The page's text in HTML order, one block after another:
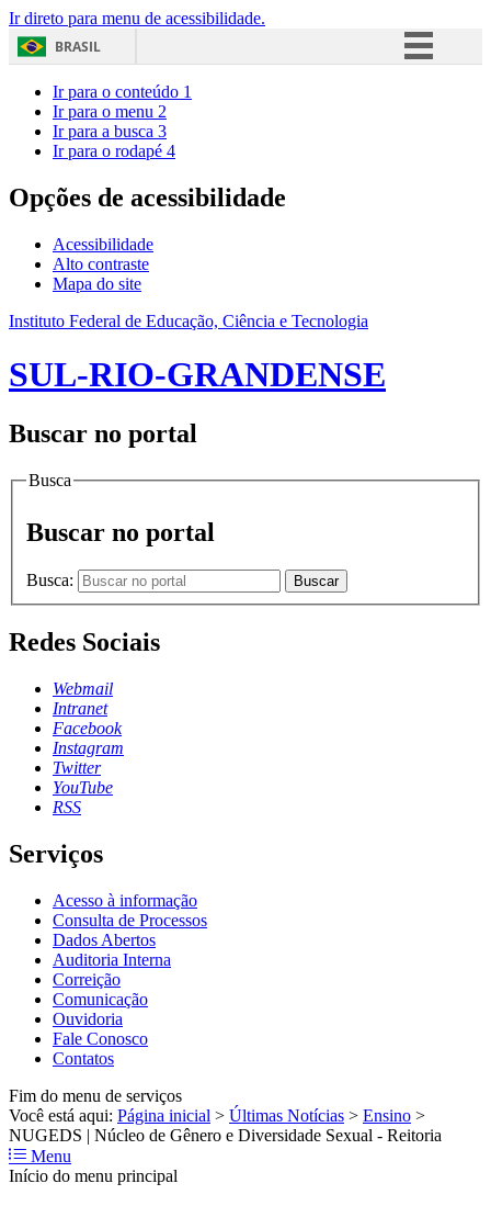
Ir direto para menu de acessibilidade.
BRASIL
Acesso à informação
Ir para o conteúdo 1
Ir para o menu 2
Ir para a busca 3
Ir para o rodapé 4
Opções de acessibilidade
Acessibilidade
Alto contraste
Mapa do site
Instituto Federal de Educação, Ciência e Tecnologia
SUL-RIO-GRANDENSE
Buscar no portal
Busca
Buscar no portal
Busca: Buscar
Redes Sociais
Webmail
Intranet
Facebook
Instagram
Twitter
YouTube
RSS
Serviços
Acesso à informação
Consulta de Processos
Dados Abertos
Auditoria Interna
Correição
Comunicação
Ouvidoria
Fale Conosco
Contatos
Fim do menu de serviços
Você está aqui: Página inicial > Últimas Notícias > Ensino >
NUGEDS | Núcleo de Gênero e Diversidade Sexual - Reitoria
Menu
Início do menu principal